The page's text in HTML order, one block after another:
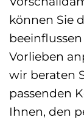
können Sie
Vorlieben
wir beraten
passenden
Ihnen, den